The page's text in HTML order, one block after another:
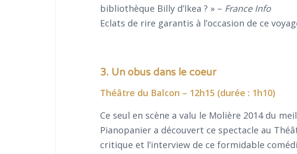
bibliothèque Billy d’Ikea ? » – France Info
Eclats de rire garantis à l’occasion de ce
3. Un obus dans le coeur
Théâtre du Balcon – 12h15 (durée : 1h10)
Ce seul en scène a valu le Molière 2014 du
Pianopanier a découvert ce spectacle au
critique et l’interview de ce formidable